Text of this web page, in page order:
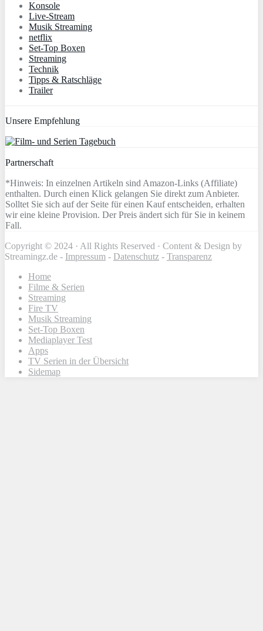
Konsole
Live-Stream
Musik Streaming
netflix
Set-Top Boxen
Streaming
Technik
Tipps & Ratschläge
Trailer
Unsere Empfehlung
Partnerschaft
*Hinweis: In einzelnen Artikeln sind Amazon-Links (Affiliate)
enthalten. Durch einen Klick gelangen Sie direkt zum Anbieter.
Solltet Sie sich auf der Seite für einen Kauf entscheiden, erhalten
wir eine kleine Provision. Der Preis ändert sich für Sie in keinem
Fall.
Copyright © 2024 · All Rights Reserved · Content & Design by
Streamingz.de - Impressum - Datenschutz - Transparenz
Home
Filme & Serien
Streaming
Fire TV
Musik Streaming
Set-Top Boxen
Mediaplayer Test
Apps
TV Serien in der Übersicht
Sidemap